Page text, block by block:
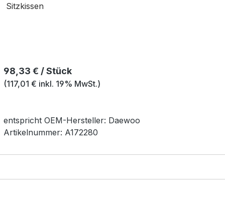
Sitzkissen
Regulärer Preis:
98,33 € / Stück
(117,01 € inkl. 19% MwSt.)
entspricht OEM-Hersteller: Daewoo
Artikelnummer: A172280